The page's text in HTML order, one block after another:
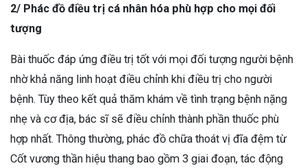
2/ Phác đồ điều trị cá nhân hóa phù hợp cho mọi đối
tượng
Bài thuốc đáp ứng điều trị tốt với mọi đối tượng người bệnh
nhờ khả năng linh hoạt điều chỉnh khi điều trị cho người
bệnh. Tùy theo kết quả thăm khám về tình trạng bệnh nặng
nhẹ và cơ địa, bác sĩ sẽ điều chỉnh thành phần thuốc phù
hợp nhất. Thông thường, phác đồ chữa thoát vị đĩa đệm từ
Cốt vương thần hiệu thang bao gồm 3 giai đoạn, tác động